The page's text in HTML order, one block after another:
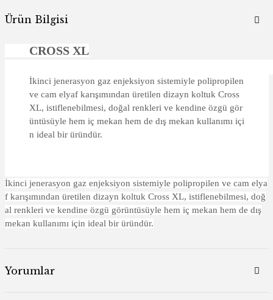
Ürün Bilgisi
CROSS XL
İkinci jenerasyon gaz enjeksiyon sistemiyle polipropilen
ve cam elyaf karışımından üretilen dizayn koltuk Cross
XL, istiflenebilmesi, doğal renkleri ve kendine özgü gör
üntüsüyle hem iç mekan hem de dış mekan kullanımı içi
n ideal bir üründür.
İkinci jenerasyon gaz enjeksiyon sistemiyle polipropilen ve cam elya
f karışımından üretilen dizayn koltuk Cross XL, istiflenebilmesi, doğ
al renkleri ve kendine özgü görüntüsüyle hem iç mekan hem de dış
mekan kullanımı için ideal bir üründür.
Yorumlar